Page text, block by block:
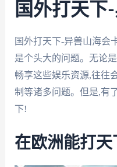
国外打天下
国外打天下-异兽山海会
是个头大的问题。无论
畅享这些娱乐资源,往往
制等诸多问题。但是,有
下!
在欧洲能打